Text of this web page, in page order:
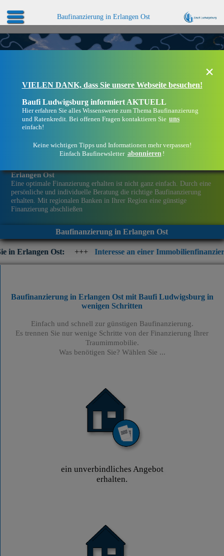
Baufinanzierung in Erlangen Ost
Erlangen Ost
Eine optimale Finanzierung erhalten ist nicht ganz einfach. Durch eine
persönliche und individuelle Beratung die richtige Baufinanzierung
erhalten. Mit regionalen Banken in Ihrer Region eine günstige
Finanzierung abschließen
Baufinanzierung in Erlangen Ost
+++ Interesse an einer Immobilienfinanzierung? Prüfen
×
VIELEN DANK, dass Sie unsere Webseite besuchen!
Baufi Ludwigsburg informiert AKTUELL
Hier erfahren Sie alles Wissenswerte zum Thema Baufinanzierung
und Ratenkredit. Bei offenen Fragen kontaktieren Sie uns
einfach!
Keine wichtigen Tipps und Informationen mehr verpassen!
Einfach Baufinewsletter abonnieren !
Baufinanzierung in Erlangen Ost mit Baufi Ludwigsburgin
wenigen Schritten
Einfach und schnell zur günstigen Baufinanzierung.
Es trennen Sie nur wenige Schritte von der Finanzierung Ihrer
Traumimmobilie.
Was benötigen Sie? Wählen Sie ...
ein unverbindliches Angebot
erhalten.